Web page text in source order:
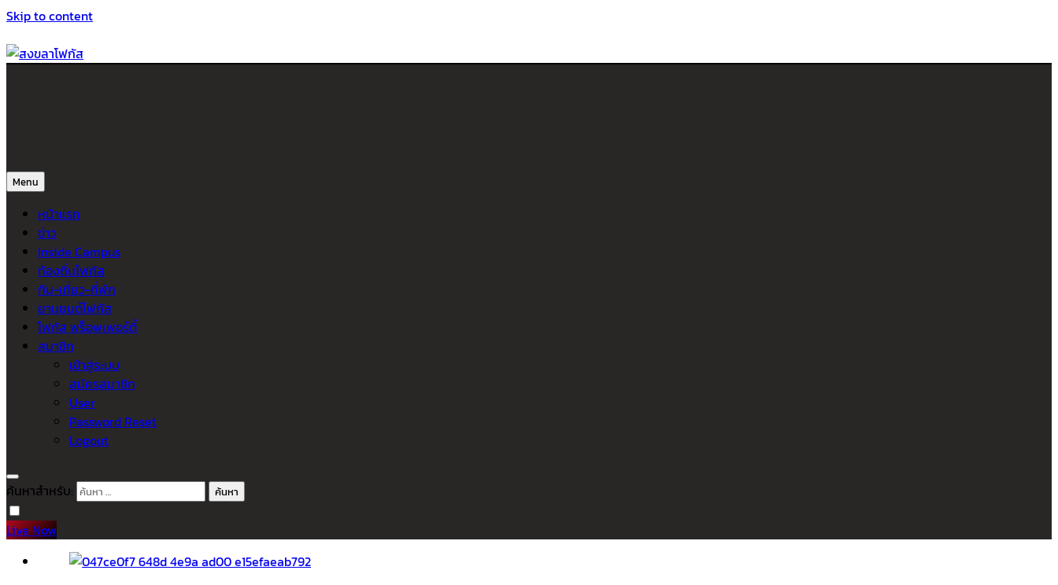
Skip to content
Menu
หน้าแรก
ข่าว
Inside Campus
ท้องถิ่นโฟกัส
กิน-เที่ยว-ที่พัก
ยานยนต์โฟกัส
โฟกัส พร็อพเพอร์ตี้
สมาชิก
เข้าสู่ระบบ
สมัครสมาชิก
User
Password Reset
Logout
ค้นหาสำหรับ:
Live Now